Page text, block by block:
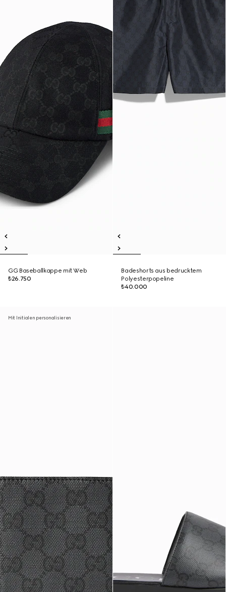
GG Baseballkappe mit Web
₺26.750
Badeshorts aus bedrucktem
Polyesterpopeline
₺40.000
Mit Initialen personalisieren